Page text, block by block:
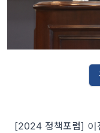
[2024 정책포럼] 이